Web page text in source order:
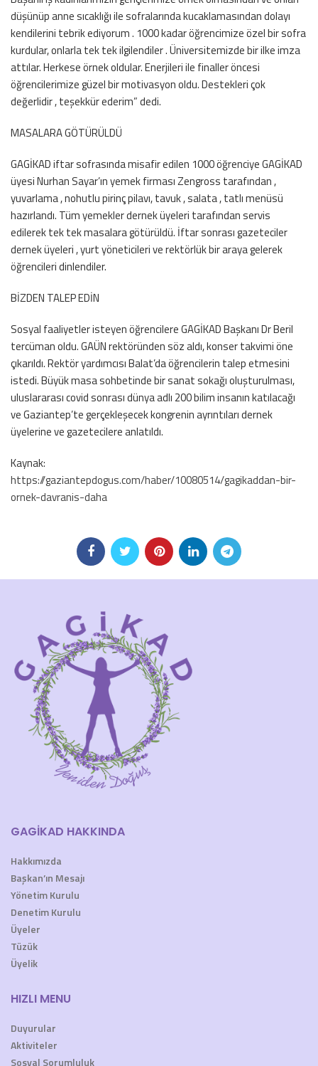
düşünüp anne sıcaklığı ile sofralarında kucaklamasından dolayı
kendilerini tebrik ediyorum . 1000 kadar öğrencimize özel bir sofra
kurdular, onlarla tek tek ilgilendiler . Üniversitemizde bir ilke imza
attılar. Herkese örnek oldular. Enerjileri ile finaller öncesi
öğrencilerimize güzel bir motivasyon oldu. Destekleri çok
değerlidir , teşekkür ederim” dedi.
MASALARA GÖTÜRÜLDÜ
GAGİKAD iftar sofrasında misafir edilen 1000 öğrenciye GAGİKAD
üyesi Nurhan Sayar’ın yemek firması Zengross tarafından ,
yuvarlama , nohutlu pirinç pilavı, tavuk , salata , tatlı menüsü
hazırlandı. Tüm yemekler dernek üyeleri tarafından servis
edilerek tek tek masalara götürüldü. İftar sonrası gazeteciler
dernek üyeleri , yurt yöneticileri ve rektörlük bir araya gelerek
öğrencileri dinlendiler.
BİZDEN TALEP EDİN
Sosyal faaliyetler isteyen öğrencilere GAGİKAD Başkanı Dr Beril
tercüman oldu. GAÜN rektöründen söz aldı, konser takvimi öne
çıkarıldı. Rektör yardımcısı Balat’da öğrencilerin talep etmesini
istedi. Büyük masa sohbetinde bir sanat sokağı oluşturulması,
uluslararası covid sonrası dünya adlı 200 bilim insanın katılacağı
ve Gaziantep’te gerçekleşecek kongrenin ayrıntıları dernek
üyelerine ve gazetecilere anlatıldı.
Kaynak:
https://gaziantepdogus.com/haber/10080514/gagikaddan-bir-
ornek-davranis-daha
GAGİKAD HAKKINDA
Hakkımızda
Başkan’ın Mesajı
Yönetim Kurulu
Denetim Kurulu
Üyeler
Tüzük
Üyelik
HIZLI MENU
Duyurular
Aktiviteler
Sosyal Sorumluluk